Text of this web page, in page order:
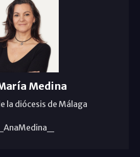
Medina
la diócesis de Málaga